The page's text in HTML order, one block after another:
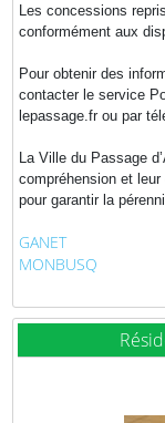
Les concessions
conformément aux
Pour obtenir des
contacter le service
lepassage.fr ou par
La Ville du Passage
compréhension et
pour garantir la
GANET
MONBUSQ